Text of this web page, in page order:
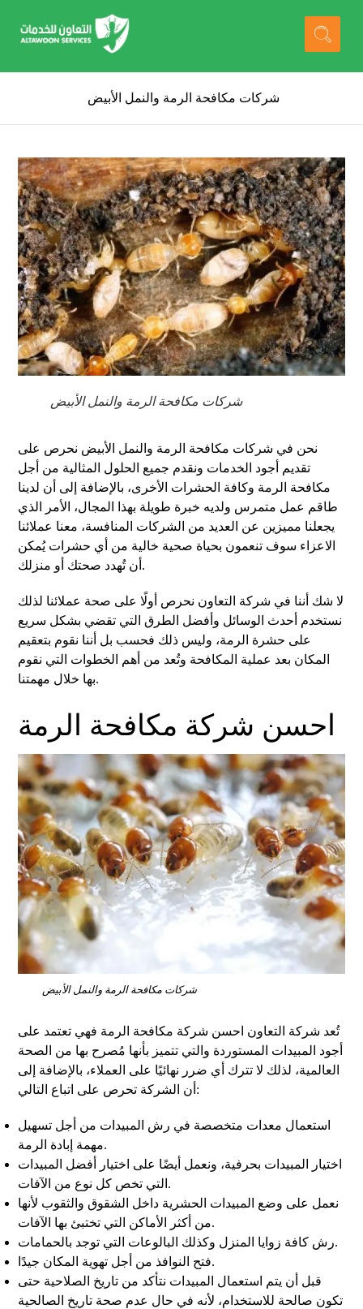
شركات مكافحة الرمة والنمل الأبيض
شركات مكافحة الرمة والنمل الأبيض
نحن في شركات مكافحة الرمة والنمل الأبيض نحرص على
تقديم أجود الخدمات ونقدم جميع الحلول المثالية من أجل
مكافحة الرمة وكافة الحشرات الأخرى، بالإضافة إلى أن لدينا
طاقم عمل متمرس ولديه خبرة طويلة بهذا المجال، الأمر الذي
يجعلنا مميزين عن العديد من الشركات المنافسة، معنا عملائنا
الاعزاء سوف تنعمون بحياة صحية خالية من أي حشرات يُمكن
أن تُهدد صحتك أو منزلك.
لا شك أننا في شركة التعاون نحرص أولًا على صحة عملائنا لذلك
نستخدم أحدث الوسائل وأفضل الطرق التي تقضي بشكل سريع
على حشرة الرمة، وليس ذلك فحسب بل أننا نقوم بتعقيم
المكان بعد عملية المكافحة وتُعد من أهم الخطوات التي نقوم
بها خلال مهمتنا.
احسن شركة مكافحة الرمة
شركات مكافحة الرمة والنمل الأبيض
تُعد شركة التعاون احسن شركة مكافحة الرمة فهي تعتمد على
أجود المبيدات المستوردة والتي تتميز بأنها مُصرح بها من الصحة
العالمية، لذلك لا تترك أي ضرر نهائيًا على العملاء، بالإضافة إلى
أن الشركة تحرص على اتباع التالي:
استعمال معدات متخصصة في رش المبيدات من أجل تسهيل
مهمة إبادة الرمة.
اختيار المبيدات بحرفية، ونعمل أيضًا على اختيار أفضل المبيدات
التي تخص كل نوع من الآفات.
نعمل على وضع المبيدات الحشرية داخل الشقوق والثقوب لأنها
من أكثر الأماكن التي تختبئ بها الآفات.
رش كافة زوايا المنزل وكذلك البالوعات التي توجد بالحمامات.
فتح النوافذ من أجل تهوية المكان جيدًا.
قبل أن يتم استعمال المبيدات نتأكد من تاريخ الصلاحية حتى
تكون صالحة للاستخدام، لأنه في حال عدم صحة تاريخ الصالحية